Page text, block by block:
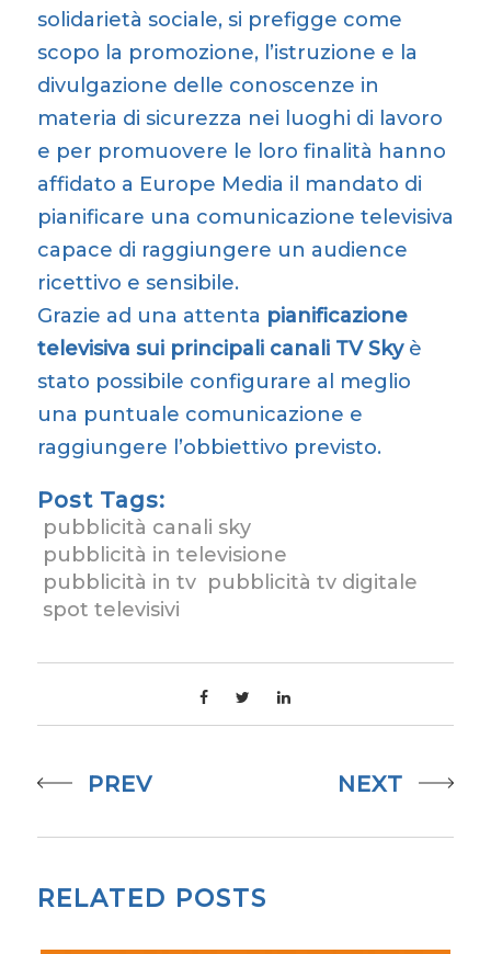
solidarietà sociale, si prefigge come
scopo la promozione, l’istruzione e la
divulgazione delle conoscenze in
materia di sicurezza nei luoghi di lavoro
e per promuovere le loro finalità hanno
affidato a Europe Media il mandato di
pianificare una comunicazione televisiva
capace di raggiungere un audience
ricettivo e sensibile.
Grazie ad una attenta pianificazione
televisiva sui principali canali TV Skyè
stato possibile configurare al meglio
una puntuale comunicazione e
raggiungere l’obbiettivo previsto.
Post Tags:
pubblicità canali sky
pubblicità in televisione
pubblicità in tv pubblicità tv digitale
spot televisivi
PREV NEXT
RELATED POSTS